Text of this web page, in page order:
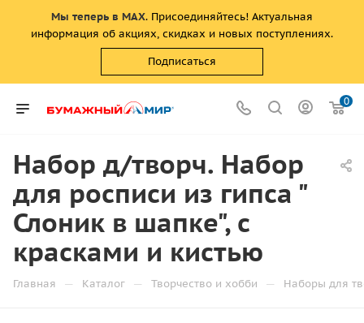
Мы теперь в MAX. Присоединяйтесь! Актуальная
информация об акциях, скидках и новых поступлениях.
Подписаться
0
Набор д/творч. Набор
для росписи из гипса "
Слоник в шапке", с
красками и кистью
Главная — Каталог — Творчество и хобби — Наборы для